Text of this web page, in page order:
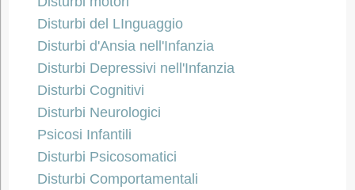
Disturbi del LInguaggio
Disturbi d'Ansia nell'Infanzia
Disturbi Depressivi nell'Infanzia
Disturbi Cognitivi
Disturbi Neurologici
Psicosi Infantili
Disturbi Psicosomatici
Disturbi Comportamentali